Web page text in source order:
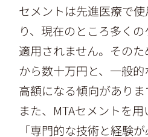
セメントは先進医療で
り、現在のところ多く
適用されません。その
から数十万円と、一般
高額になる傾向がありま
また、MTAセメントを
「専門的な技術と経験